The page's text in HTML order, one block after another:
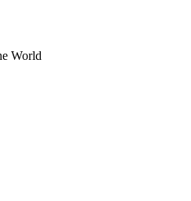
World